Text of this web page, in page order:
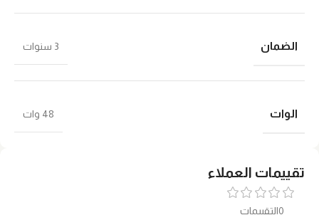
تقييمات العملاء
0التقييمات
الضمان 3 سنوات
الوات 48 وات